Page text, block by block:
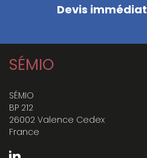
Devis immédiat
SÉMIO
SÉMIO
BP 212
26002 Valence Cedex
France